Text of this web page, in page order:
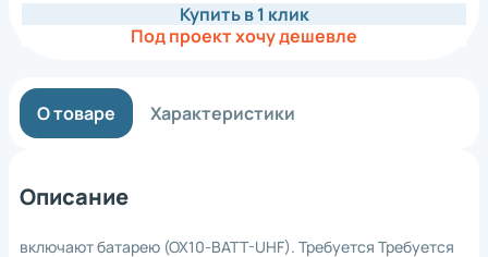
Купить в 1 клик
Под проект хочу дешевле
О товаре Характеристики
Описание
включают батарею (OX10-BATT-UHF). Требуется Требуется